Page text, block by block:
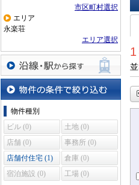
市区町村選択
エリア
永楽荘
エリア選択
沿線・駅から探す
物件の条件で絞り込む
物件種別
ビル (0)
土地 (0)
店舗 (0)
事務所 (0)
店舗付住宅 (1)
倉庫 (0)
宿泊施設 (0)
工場 (0)
1